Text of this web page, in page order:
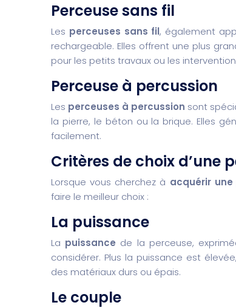
Perceuse sans fil
Les perceuses sans fil, également
rechargeable. Elles offrent une plus
pour les petits travaux ou les
Perceuse à percussion
Les perceuses à percussion sont
la pierre, le béton ou la brique. Elles
facilement.
Critères de choix d’une
Lorsque vous cherchez à acquérir
faire le meilleur choix :
La puissance
La puissance de la perceuse,
considérer. Plus la puissance est
des matériaux durs ou épais.
Le couple